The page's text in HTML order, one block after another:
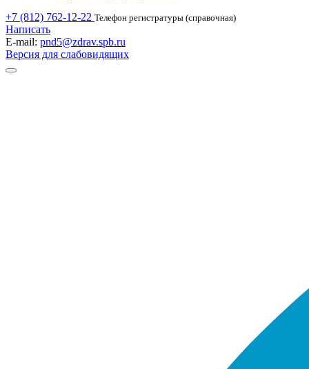
+7 (812) 762-12-22 Телефон регистратуры (справочная)
Написать
E-mail: pnd5@zdrav.spb.ru
Версия для слабовидящих